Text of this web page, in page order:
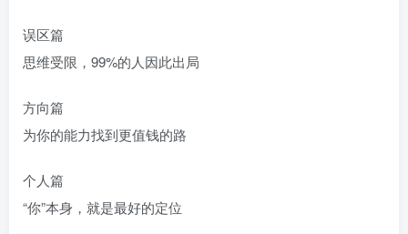
误区篇
思维受限，99%的人因此出局
方向篇
为你的能力找到更值钱的路
个人篇
“你”本身，就是最好的定位